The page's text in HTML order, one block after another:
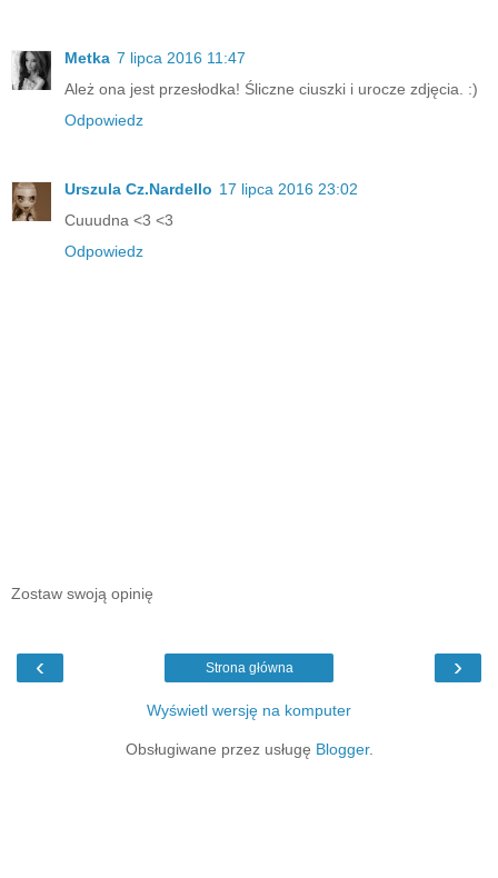
Metka 7 lipca 2016 11:47
Ależ ona jest przesłodka! Śliczne ciuszki i urocze zdjęcia. :)
Odpowiedz
Urszula Cz.Nardello 17 lipca 2016 23:02
Cuuudna <3 <3
Odpowiedz
Zostaw swoją opinię
‹ ›
Strona główna
Wyświetl wersję na komputer
Obsługiwane przez usługę Blogger.